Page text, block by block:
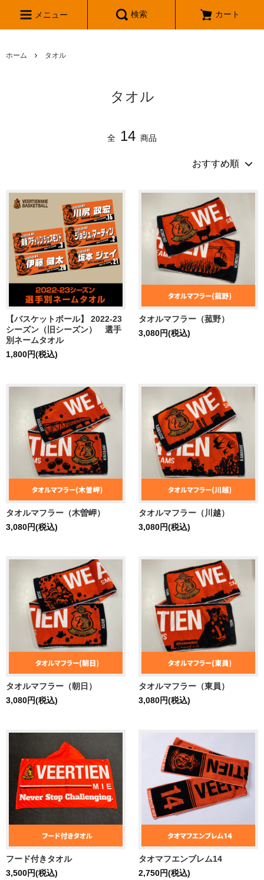
メニュー 検索 カート
ホーム タオル
タオル
全 14 商品
【バスケットボール】 2022-23
シーズン（旧シーズン） 選手
別ネームタオル
1,800円(税込)
タオルマフラー（菰野）
3,080円(税込)
タオルマフラー（木曽岬）
3,080円(税込)
タオルマフラー（川越）
3,080円(税込)
タオルマフラー（朝日）
3,080円(税込)
タオルマフラー（東員）
3,080円(税込)
フード付きタオル
3,500円(税込)
タオマフエンブレム14
2,750円(税込)